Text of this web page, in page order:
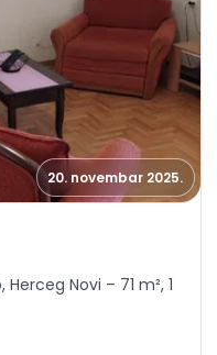
20. novembar 2025.
Novi – 71 m², 1